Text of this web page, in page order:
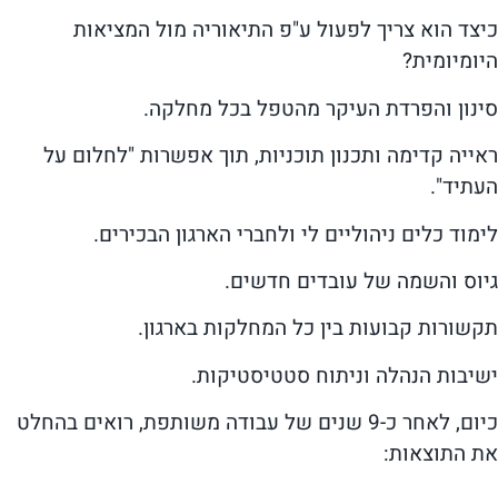
כיצד הוא צריך לפעול ע"פ התיאוריה מול המציאות
היומיומית?
סינון והפרדת העיקר מהטפל בכל מחלקה.
ראייה קדימה ותכנון תוכניות, תוך אפשרות "לחלום על
העתיד".
לימוד כלים ניהוליים לי ולחברי הארגון הבכירים.
גיוס והשמה של עובדים חדשים.
תקשורות קבועות בין כל המחלקות בארגון.
ישיבות הנהלה וניתוח סטטיסטיקות.
כיום, לאחר כ-9 שנים של עבודה משותפת, רואים בהחלט
את התוצאות: